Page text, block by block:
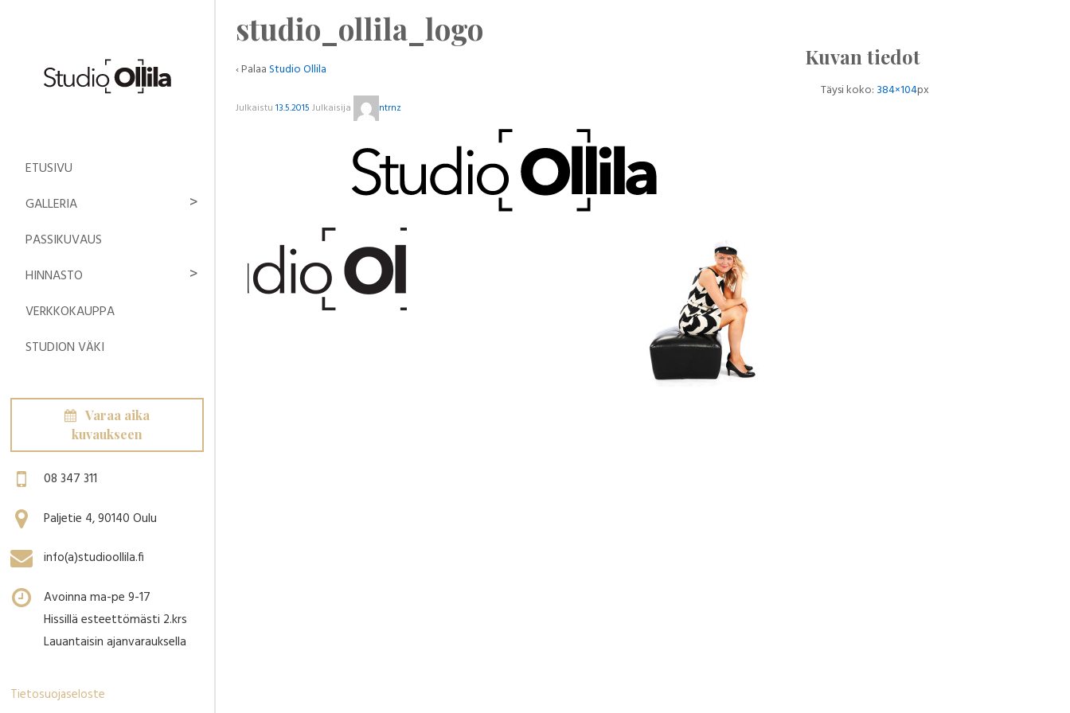
ETUSIVU
GALLERIA
PASSIKUVAUS
HINNASTO
VERKKOKAUPPA
STUDION VÄKI
Varaa aika
kuvaukseen
08 347 311
Paljetie 4, 90140 Oulu
info(a)studioollila.fi
Avoinna ma-pe 9-17
Hissillä esteettömästi 2.krs
Lauantaisin ajanvarauksella
Tietosuojaseloste
studio_ollila_logo
‹ PalaaStudio Ollila
Julkaistu 13.5.2015 Julkaisija ntrnz
Kuvan tiedot
Täysi koko: 384×104px